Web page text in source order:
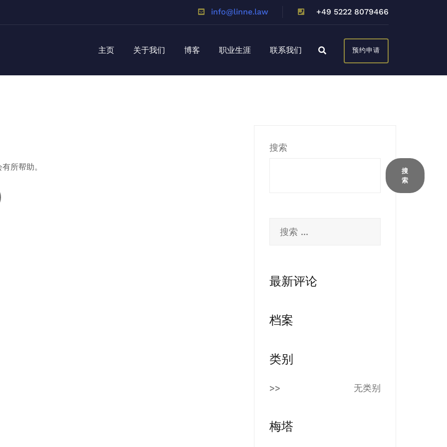
info@linne.law +49 5222 8079466
主页 关于我们 博客 职业生涯 联系我们 预约申请
所帮助。
搜索
搜
索
索：
最新评论
档案
类别
无类别
梅塔